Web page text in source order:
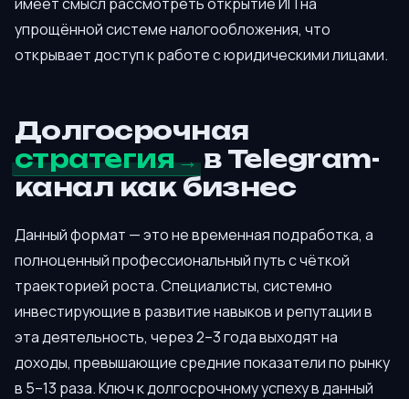
упрощённой системе налогообложения, что
открывает доступ к работе с юридическими лицами.
Долгосрочная
стратегия
в Telegram-
канал как бизнес
Данный формат — это не временная подработка, а
полноценный профессиональный путь с чёткой
траекторией роста. Специалисты, системно
инвестирующие в развитие навыков и репутации в
эта деятельность, через 2–3 года выходят на
доходы, превышающие средние показатели по рынку
в 5–13 раза. Ключ к долгосрочному успеху в данный